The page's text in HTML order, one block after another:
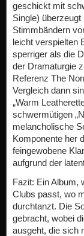
geschickt mit
Single)
Stimmbändern
leicht verspielten
sperriger als die
der Dramaturgie
Referenz The
Vergleich dann
„Warm
schwermütigen
melancholische
Komponente her
feingewobene
aufgrund der
Fazit: Ein Album,
Clubs passt, wo
durchtanzt. Die
gebracht, wobei
ausgeht, die sich